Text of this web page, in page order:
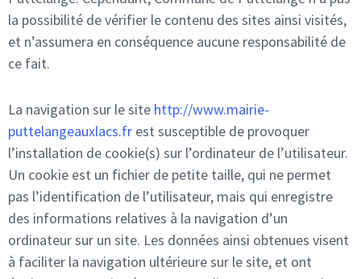
la possibilité de vérifier le contenu des sites ainsi visités,
et n’assumera en conséquence aucune responsabilité de
ce fait.
La navigation sur le site http://www.mairie-
puttelangeauxlacs.fr est susceptible de provoquer
l’installation de cookie(s) sur l’ordinateur de l’utilisateur.
Un cookie est un fichier de petite taille, qui ne permet
pas l’identification de l’utilisateur, mais qui enregistre
des informations relatives à la navigation d’un
ordinateur sur un site. Les données ainsi obtenues visent
à faciliter la navigation ultérieure sur le site, et ont